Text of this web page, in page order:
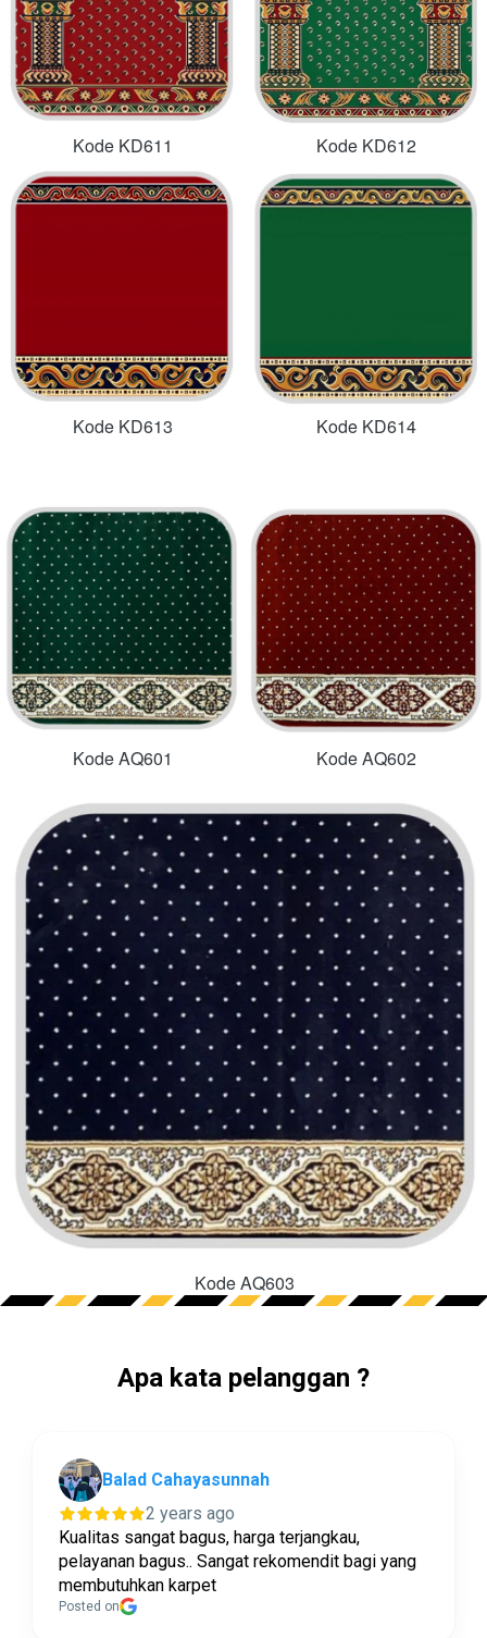
Kode KD611 Kode KD612
Kode KD613 Kode KD614
Kode AQ601 Kode AQ602
Kode AQ603
Apa kata pelanggan ?
Balad Cahayasunnah
2 years ago
Kualitas sangat bagus, harga terjangkau,
pelayanan bagus.. Sangat rekomendit bagi yang
membutuhkan karpet
Posted on